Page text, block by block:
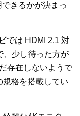
きるかが決まっ
では HDMI 2.1 対
、少し待った方が
存在しないようで
格を搭載してい